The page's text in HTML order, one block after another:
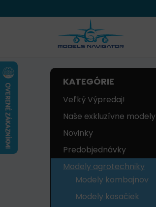
KATEGÓRIE
Veľký Výpredaj!
Naše exkluzívne modely
Novinky
Predobjednávky
Modely agrotechniky
Modely kombajnov
Modely kosačiek